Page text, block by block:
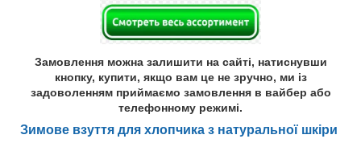
Замовлення можна залишити на сайті, натиснувши
кнопку, купити, якщо вам це не зручно, ми із
задоволенням приймаємо замовлення в вайбер або
телефонному режимі.
Зимове взуття для хлопчика з натуральної шкіри